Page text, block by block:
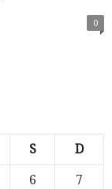
0
S D
6
7